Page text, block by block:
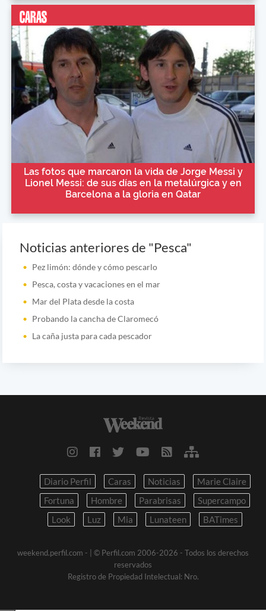
Las fotos que marcaron la vida de Jorge Messi y
Lionel Messi: de sus días en la metalúrgica y en
Barcelona a la gloria en Qatar
Noticias anteriores de "Pesca"
Pez limón: dónde y cómo pescarlo
Pesca, costa y vacaciones en el mar
Mar del Plata desde la costa
Probando la cancha de Claromecó
La caña justa para cada pescador
Diario Perfil Caras Noticias
Marie Claire
Fortuna
Hombre Parabrisas
Supercampo
Look
Luz Mia Lunateen BATimes
weekend.perfil.com -
| © Perfil.com 2006-2026 - Todos los derechos
reservados
Registro de Propiedad Intelectual: Nro.